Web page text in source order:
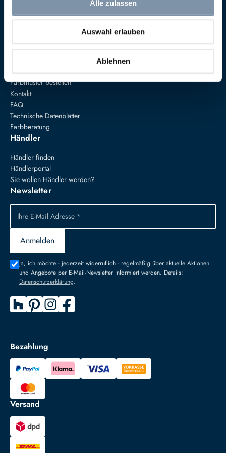
Alle zulassen
Auswahl erlauben
Ablehnen
34414 Warburg
farben@annavonmangoldt.com
Service
Versand & Rückgabe
Farbmuster bestellen
Kontakt
FAQ
Technische Datenblätter
Farbberatung
Händler
Händler finden
Händlerportal
Sie wollen Händler werden?
Newsletter
Ihre E-Mail Adresse *
Anmelden
Ja, ich möchte - jederzeit widerruflich - regelmäßig über aktuelle Aktionen
und Angebote per E-Mail-Newsletter informiert werden. Details:
Datenschutzerklärung.
Bezahlung
Versand